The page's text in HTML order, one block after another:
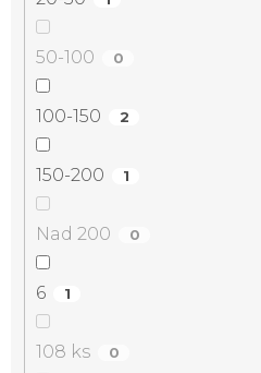
50-100 0
100-150 2
150-200 1
Nad 200 0
6 1
108 ks 0